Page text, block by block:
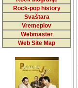
Rock-pop history
Svaštara
Vremeplov
Webmaster
Web Site Map